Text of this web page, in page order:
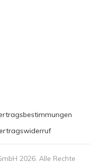
2026. Alle Rechte